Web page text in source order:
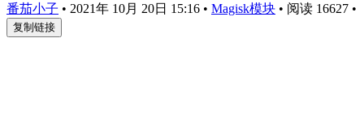
番茄小子 • 2021年 10月 20日 15:16 • Magisk模块 • 阅读 16627 •
复制链接